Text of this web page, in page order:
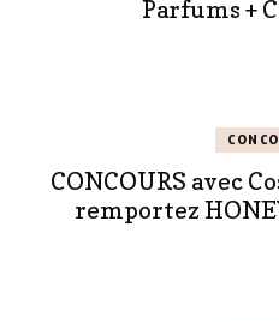
Parfums +
CONCOURS avec
remportez